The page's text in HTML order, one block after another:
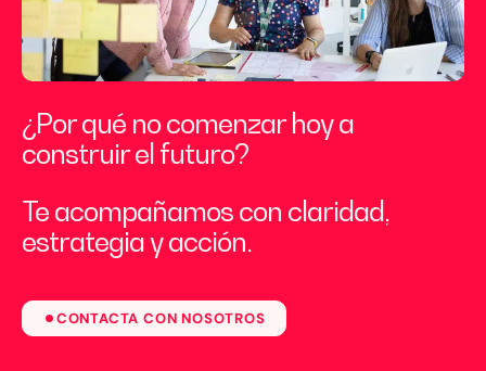
¿Por qué no comenzar hoy a
construir el futuro?
Te acompañamos con claridad,
estrategia y acción.
CONTACTA CON NOSOTROS